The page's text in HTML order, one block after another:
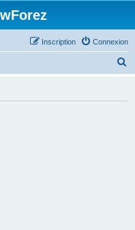
Connexion
Inscription